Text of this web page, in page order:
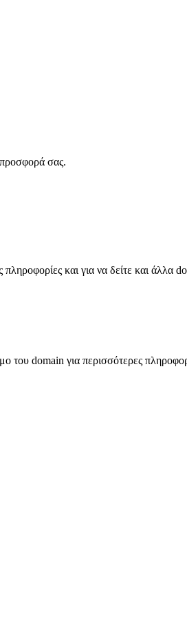
σας.
και για να δείτε και άλλα
του domain για περισσότερες